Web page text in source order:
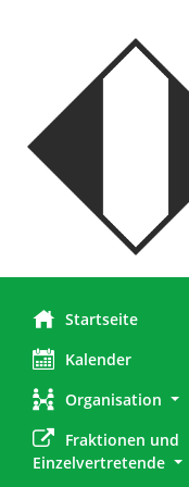
Startseite
Kalender
Organisation
Fraktionen und
Einzelvertretende